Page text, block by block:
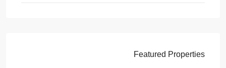
Featured Properties